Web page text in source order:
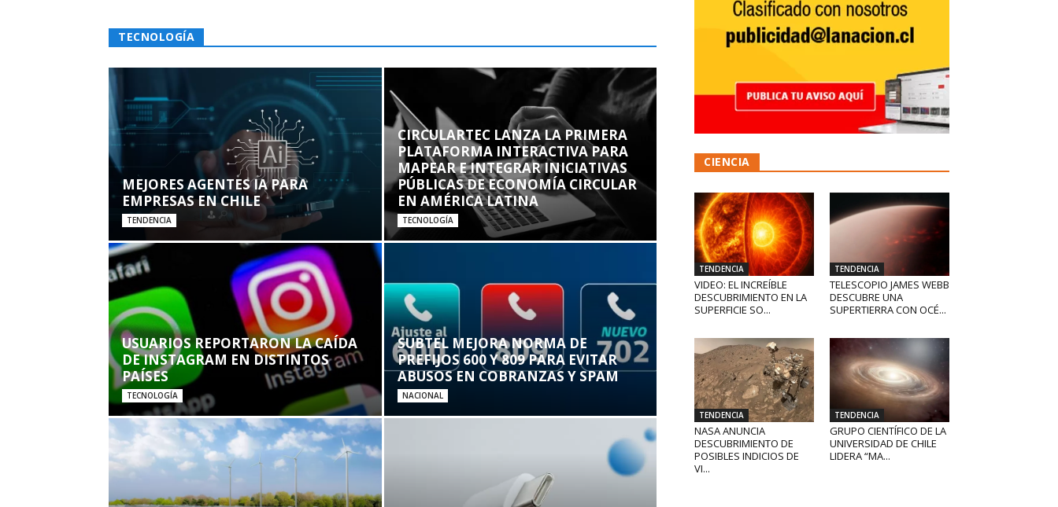
TECNOLOGÍA
MEJORES AGENTES IA PARA
EMPRESAS EN CHILE
TENDENCIA
CIRCULARTEC LANZA LA PRIMERA
PLATAFORMA INTERACTIVA PARA
MAPEAR E INTEGRAR INICIATIVAS
PÚBLICAS DE ECONOMÍA CIRCULAR
EN AMÉRICA LATINA
TECNOLOGÍA
USUARIOS REPORTARON LA CAÍDA
DE INSTAGRAM EN DISTINTOS
PAÍSES
TECNOLOGÍA
SUBTEL MEJORA NORMA DE
PREFIJOS 600 Y 809 PARA EVITAR
ABUSOS EN COBRANZAS Y SPAM
NACIONAL
CIENCIA
TENDENCIA
VIDEO: EL INCREÍBLE
DESCUBRIMIENTO EN LA
SUPERFICIE SO...
TENDENCIA
TELESCOPIO JAMES WEBB
DESCUBRE UNA
SUPERTIERRA CON OCÉ...
TENDENCIA
NASA ANUNCIA
DESCUBRIMIENTO DE
POSIBLES INDICIOS DE
VI...
TENDENCIA
GRUPO CIENTÍFICO DE LA
UNIVERSIDAD DE CHILE
LIDERA “MA...